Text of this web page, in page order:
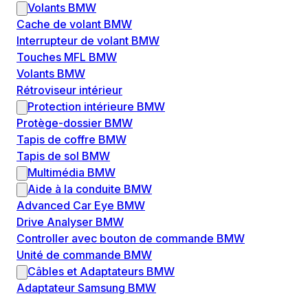
Volants BMW
Cache de volant BMW
Interrupteur de volant BMW
Touches MFL BMW
Volants BMW
Rétroviseur intérieur
Protection intérieure BMW
Protège-dossier BMW
Tapis de coffre BMW
Tapis de sol BMW
Multimédia BMW
Aide à la conduite BMW
Advanced Car Eye BMW
Drive Analyser BMW
Controller avec bouton de commande BMW
Unité de commande BMW
Câbles et Adaptateurs BMW
Adaptateur Samsung BMW